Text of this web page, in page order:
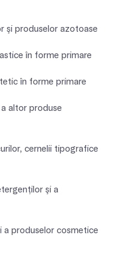
şi produselor azotoase
în forme primare
în forme primare
altor produse
cernelii tipografice
şi a
produselor cosmetice